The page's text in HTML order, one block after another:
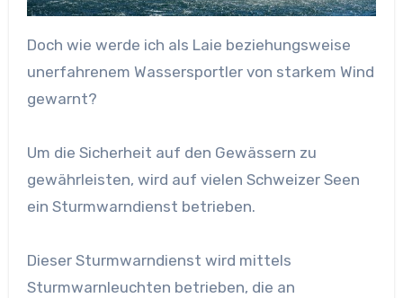
Doch wie werde ich als Laie beziehungsweise
unerfahrenem Wassersportler von starkem Wind
gewarnt?
Um die Sicherheit auf den Gewässern zu
gewährleisten, wird auf vielen Schweizer Seen
ein Sturmwarndienst betrieben.
Dieser Sturmwarndienst wird mittels
Sturmwarnleuchten betrieben, die an